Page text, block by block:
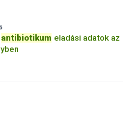
antibiotikum eladási adatok az